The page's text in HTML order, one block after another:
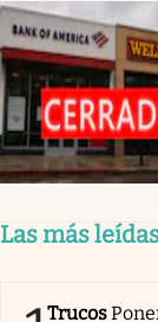
Las más
Trucos